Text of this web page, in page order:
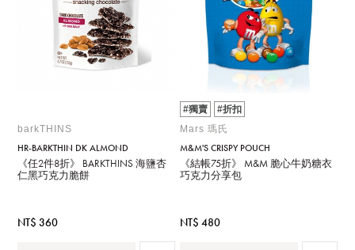
barkTHINS
HR-BARKTHIN DK ALMOND
《任2件8折》 BARKTHINS 海鹽杏
仁黑巧克力脆餅
NT$ 360
#獨賣
#折扣
Mars 瑪氏
M&M'S CRISPY POUCH
《結帳75折》 M&M 脆心牛奶糖衣
巧克力分享包
NT$ 480